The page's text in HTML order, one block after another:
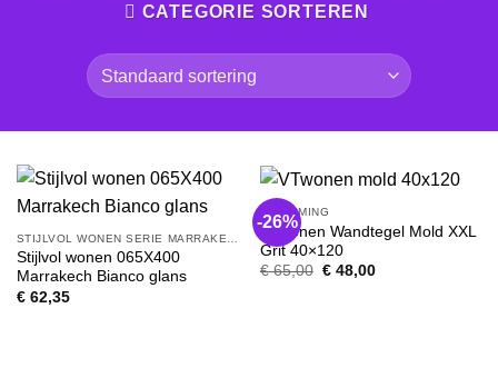
CATEGORIE SORTEREN
Stijlvol wonen 065X400
Marrakech Bianco glans
€62,35
-26%
OPRUIMING
VTwonen Wandtegel Mold XXL
Grit 40×120
€65,00 Oorspronkelijke
€48,00Huidige